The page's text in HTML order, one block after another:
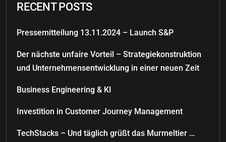
RECENT POSTS
Pressemitteilung 13.11.2024 – Launch S&P
Der nächste unfaire Vorteil – Strategiekonstruktion
und Unternehmensentwicklung in einer neuen Zeit
Business Engineering & KI
Investition in Customer Journey Management
TechStacks – Und täglich grüßt das Murmeltier …